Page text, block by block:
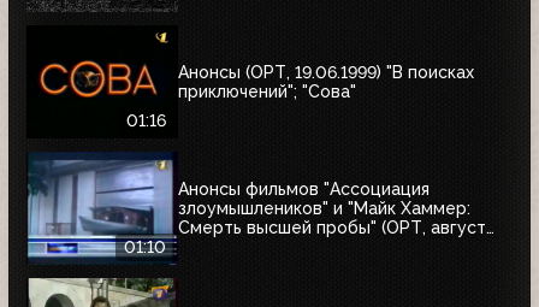
01:16
Анонсы (ОРТ, 19.06.1999) "В поисках
приключений"; "Сова"
01:10
Анонсы фильмов "Ассоциация
злоумышлеников" и "Майк Хаммер:
Смерть высшей пробы" (ОРТ, август